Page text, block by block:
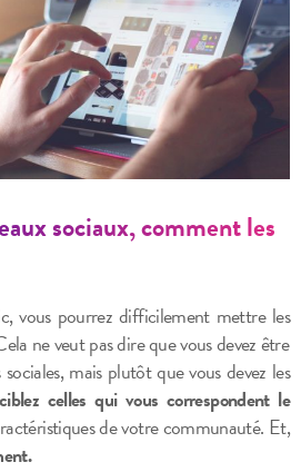
sociaux, comment les
vous pourrez difficilement mettre les
ne veut pas dire que vous devez être
mais plutôt que vous devez les
ciblez celles qui vous correspondent le
de votre communauté. Et,